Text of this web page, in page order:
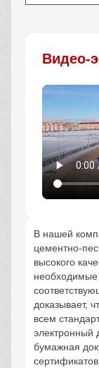
Видео-
В нашей
цементно-
высокого
необходимые
доказывает,
всем
электронный
бумажная